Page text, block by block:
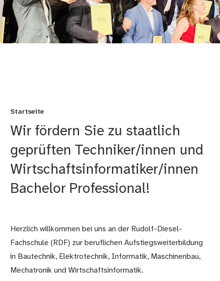
Startseite
Wir fördern Sie zu staatlich
geprüften Techniker/innen und
Wirtschaftsinformatiker/innen
Bachelor Professional!
Herzlich willkommen bei uns an der Rudolf-Diesel-
Fachschule (RDF) zur beruflichen Aufstiegsweiterbildung
in Bautechnik, Elektrotechnik, Informatik, Maschinenbau,
Mechatronik und Wirtschaftsinformatik.